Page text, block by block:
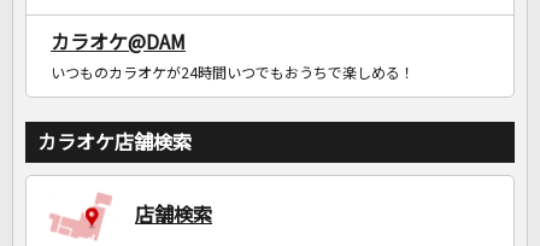
カラオケ@DAM
いつものカラオケが24時間いつでもおうちで楽しめる！
カラオケ店舗検索
店舗検索